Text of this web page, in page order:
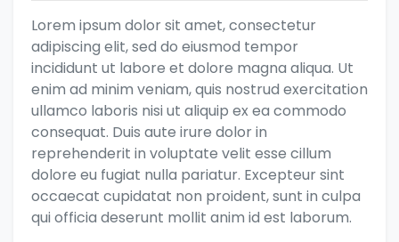
Lorem ipsum dolor sit amet, consectetur
adipiscing elit, sed do eiusmod tempor
incididunt ut labore et dolore magna aliqua. Ut
enim ad minim veniam, quis nostrud exercitation
ullamco laboris nisi ut aliquip ex ea commodo
consequat. Duis aute irure dolor in
reprehenderit in voluptate velit esse cillum
dolore eu fugiat nulla pariatur. Excepteur sint
occaecat cupidatat non proident, sunt in culpa
qui officia deserunt mollit anim id est laborum.